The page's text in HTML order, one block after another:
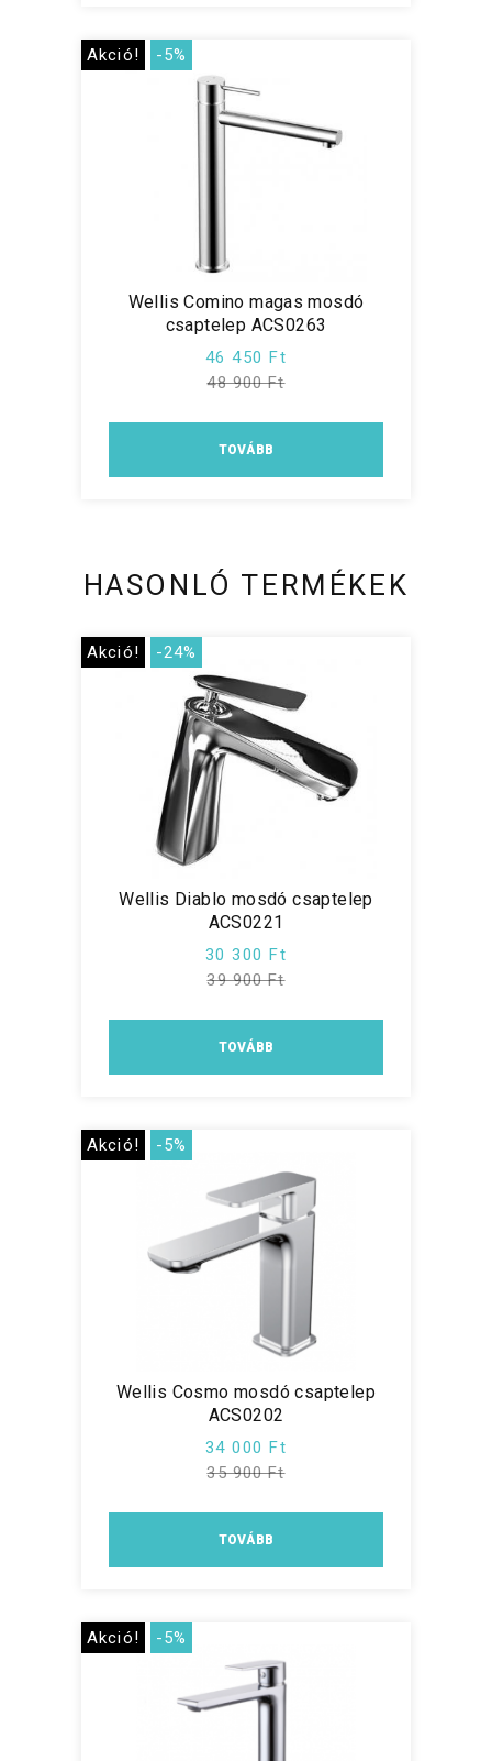
Akció! -5%
Wellis Comino magas mosdó
csaptelep ACS0263
46 450 Ft
48 900 Ft
TOVÁBB
HASONLÓ TERMÉKEK
Akció! -24%
Wellis Diablo mosdó csaptelep
ACS0221
30 300 Ft
39 900 Ft
TOVÁBB
Akció! -5%
Wellis Cosmo mosdó csaptelep
ACS0202
34 000 Ft
35 900 Ft
TOVÁBB
Akció! -5%